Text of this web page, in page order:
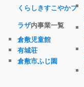
くらしきすこやかプ
ラザ内事業一覧
倉敷児童館
有城荘
倉敷市ふじ園